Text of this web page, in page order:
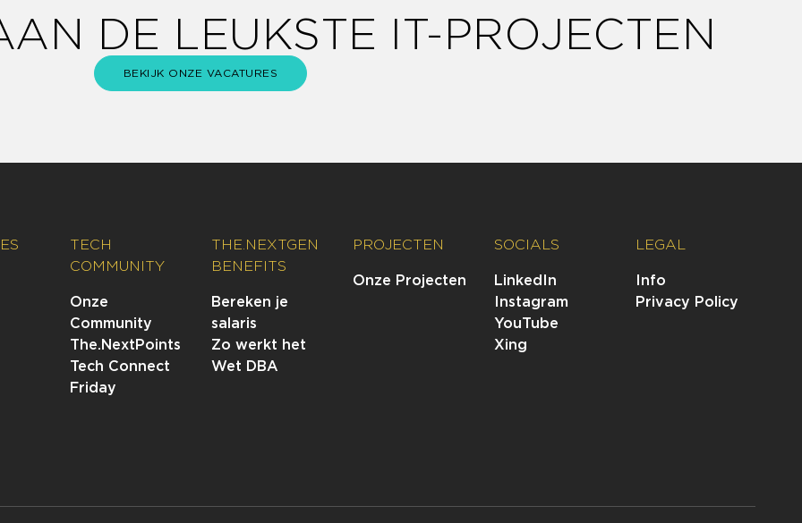
DE LEUKSTE IT-PROJECTEN
BEKIJK ONZE VACATURES
TECH
COMMUNITY
Onze
Community
The.NextPoints
Tech Connect
Friday
THE.NEXTGEN
BENEFITS
Bereken je
salaris
Zo werkt het
Wet DBA
PROJECTEN
Onze Projecten
SOCIALS
LinkedIn
Instagram
YouTube
Xing
LEGAL
Info
Privacy Policy